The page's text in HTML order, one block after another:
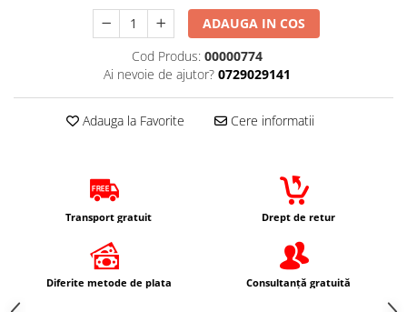
Protectii Coloana
Protectii Corp
Protectii Picioare
Imbracaminte Casual
Ochelari de soare
Echipament Dama
Camasi dama
ADAUGA IN COS
Cod Produs: 00000774
Ai nevoie de ajutor? 0729029141
Adauga la Favorite Cere informatii
Transport gratuit Drept de retur
Diferite metode de plata Consultanță gratuită